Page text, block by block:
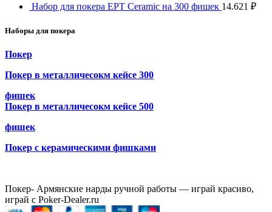
Набор для покера EPT Ceramic на 300 фишек 14.621 ₽
Наборы для покера
Покер
Покер в металличесокм кейсе 300
фишек
Покер в металличесокм кейсе 500
фишек
Покер с керамическими фишками
Покер- Армянские нарды ручной работы — играй красиво,
играй с Poker-Dealer.ru